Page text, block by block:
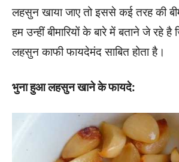
लहसुन खाया जाए तो इससे कई तरह की
हम उन्हीं बीमारियों के बारे में बताने जे रहे
लहसुन काफी फायदेमंद साबित होता है।
भुना हुआ लहसुन खाने के फायदे: